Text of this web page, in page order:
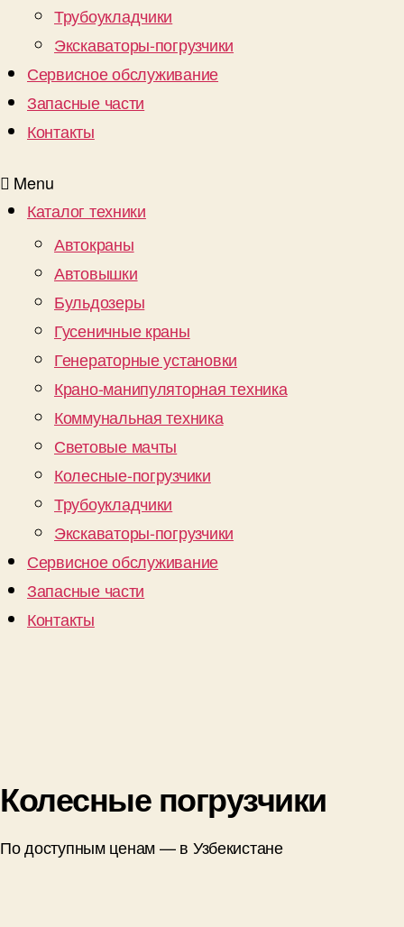
Трубоукладчики
Экскаваторы-погрузчики
Сервисное обслуживание
Запасные части
Контакты
Menu
Каталог техники
Автокраны
Автовышки
Бульдозеры
Гусеничные краны
Генераторные установки
Крано-манипуляторная техника
Коммунальная техника
Световые мачты
Колесные-погрузчики
Трубоукладчики
Экскаваторы-погрузчики
Сервисное обслуживание
Запасные части
Контакты
Колесные погрузчики
По доступным ценам — в Узбекистане